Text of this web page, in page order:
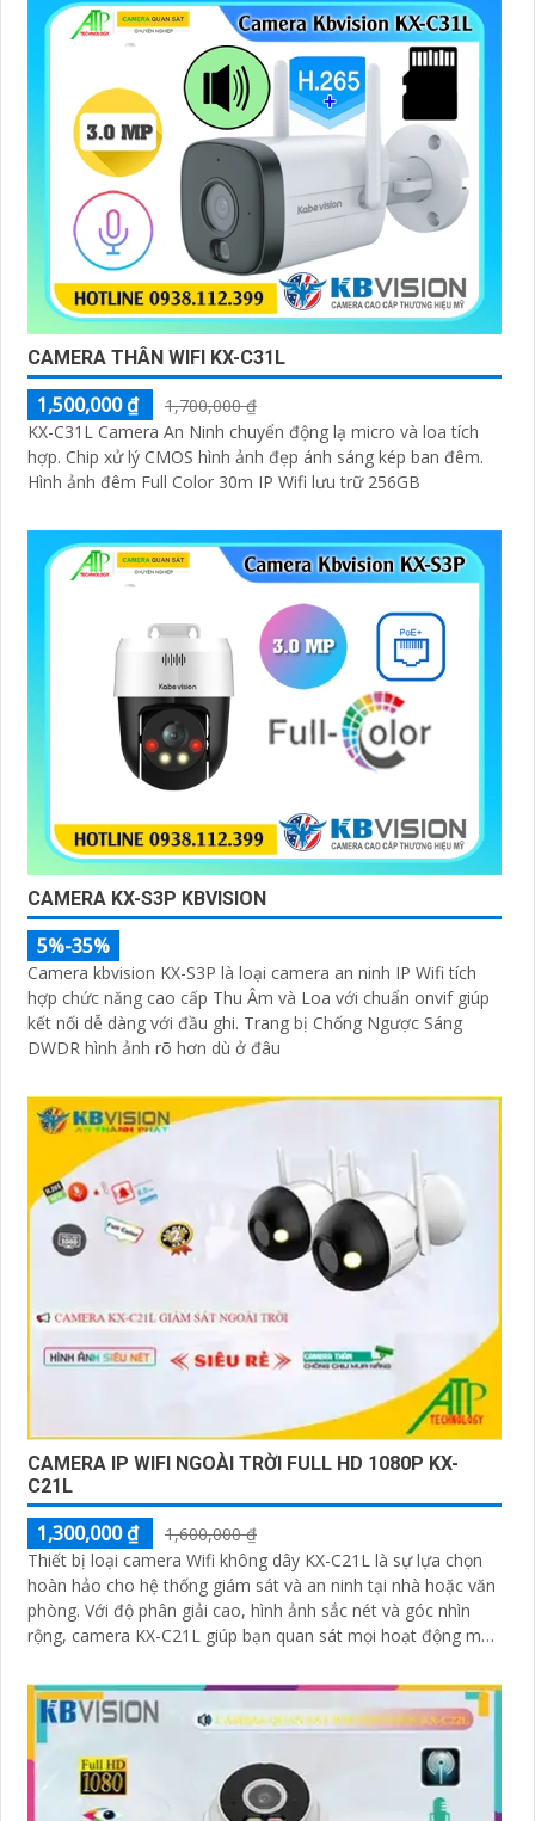
CAMERA THÂN WIFI KX-C31L
1,500,000 ₫
1,700,000 ₫
KX-C31L Camera An Ninh chuyển động lạ micro và loa tích
hợp. Chip xử lý CMOS hình ảnh đẹp ánh sáng kép ban đêm.
Hình ảnh đêm Full Color 30m IP Wifi lưu trữ 256GB
CAMERA KX-S3P KBVISION
5%-35%
Camera kbvision KX-S3P là loại camera an ninh IP Wifi tích
hợp chức năng cao cấp Thu Âm và Loa với chuẩn onvif giúp
kết nối dễ dàng với đầu ghi. Trang bị Chống Ngược Sáng
DWDR hình ảnh rõ hơn dù ở đâu
CAMERA IP WIFI NGOÀI TRỜI FULL HD 1080P KX-
C21L
1,300,000 ₫
1,600,000 ₫
Thiết bị loại camera Wifi không dây KX-C21L là sự lựa chọn
hoàn hảo cho hệ thống giám sát và an ninh tại nhà hoặc văn
phòng. Với độ phân giải cao, hình ảnh sắc nét và góc nhìn
rộng, camera KX-C21L giúp bạn quan sát mọi hoạt động một